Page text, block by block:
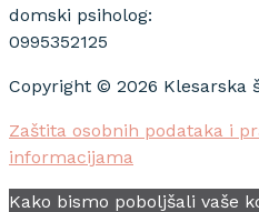
domski psiholog:
0995352125
Copyright © 2026 Klesarska
Zaštita osobnih podataka i
informacijama
Kako bismo poboljšali vaše